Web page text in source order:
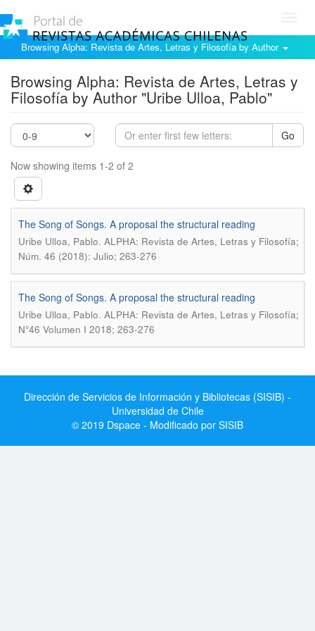
Browsing Alpha: Revista de Artes, Letras y Filosofía by Author
Browsing Alpha: Revista de Artes, Letras y
Filosofía by Author "Uribe Ulloa, Pablo"
Go
Now showing items 1-2 of 2
The Song of Songs. A proposal the structural reading
Uribe Ulloa, Pablo. ALPHA: Revista de Artes, Letras y Filosofía;
Núm. 46 (2018): Julio; 263-276
The Song of Songs. A proposal the structural reading
Uribe Ulloa, Pablo. ALPHA: Revista de Artes, Letras y Filosofía;
N°46 Volumen I 2018; 263-276
Dirección de Servicios de Información y Bibliotecas (SISIB) -
Universidad de Chile
© 2019 Dspace - Modificado por SISIB